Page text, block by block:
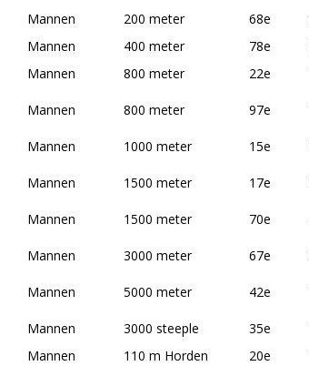
Mannen 200 meter 68e
Mannen
400 meter 78e
Mannen
800 meter 22e
Mannen 800 meter 97e
Mannen 1000 meter 15e
Mannen 1500 meter 17e
Mannen 1500 meter 70e
Mannen 3000 meter 67e
Mannen 5000 meter 42e
Mannen 3000 steeple 35e
Mannen
110 m Horden 20e